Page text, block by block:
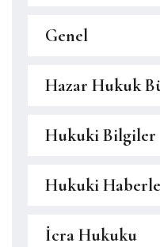
Genel
Hazar Hukuk
Hukuki Bilgiler
Hukuki
İcra Hukuku